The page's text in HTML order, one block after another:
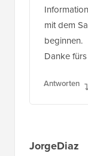
mit dem
beginnen.
Danke
Antworten
JorgeDiaz